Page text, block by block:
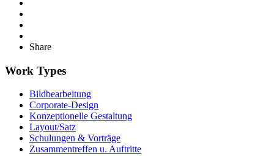
Share
Work Types
Bildbearbeitung
Corporate-Design
Konzeptionelle Gestaltung
Layout/Satz
Schulungen & Vorträge
Zusammentreffen u. Auftritte